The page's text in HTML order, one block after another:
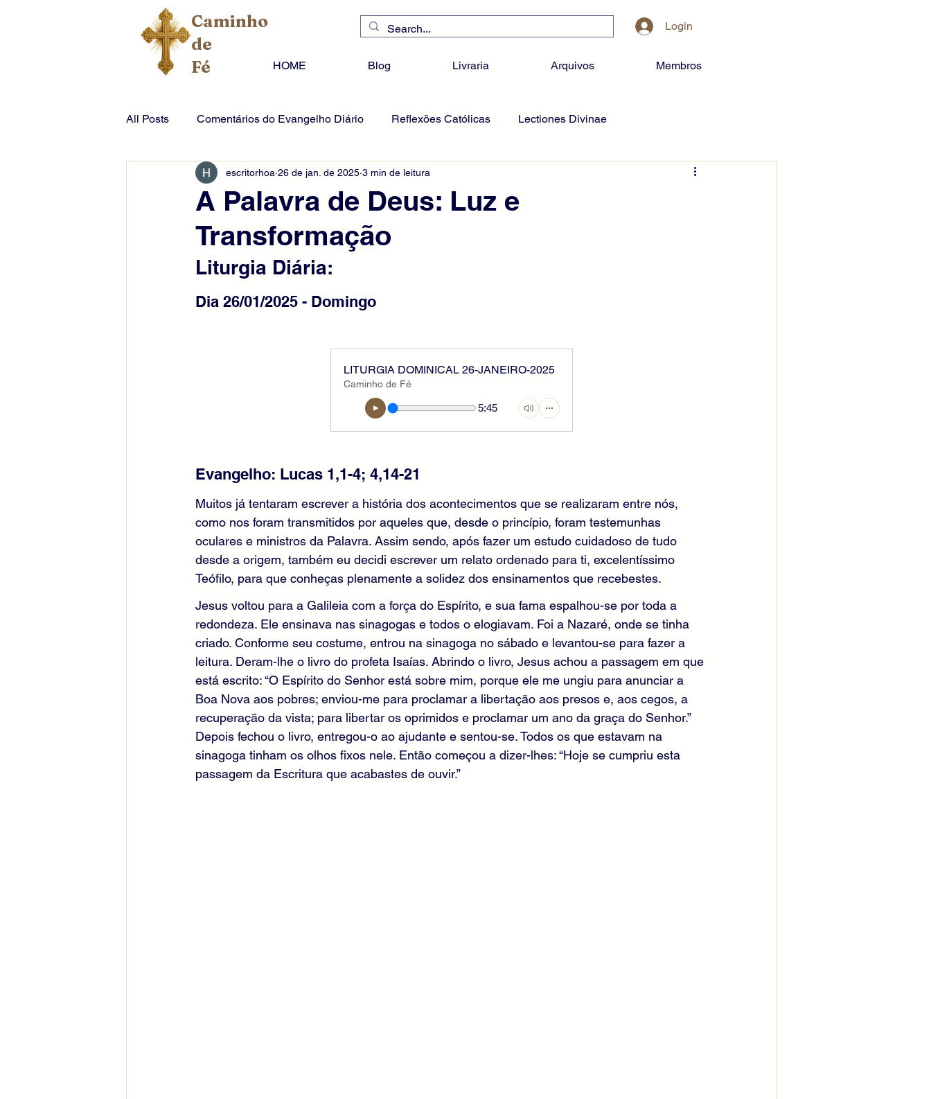
Caminho
de
Fé
Login
HOME Blog Livraria Arquivos Membros
All Posts Comentários do Evangelho Diário Reflexões Católicas Lectiones Divinae
A Palavra de Deus: Luz e
Transformação
escritorhoa 26 de jan. de 2025 3 min de leitura
Liturgia Diária:
Dia 26/01/2025 - Domingo
LITURGIA DOMINICAL 26-JANEIRO-2025
Caminho de Fé
5:45
Evangelho: Lucas 1,1-4; 4,14-21
Muitos já tentaram escrever a história dos acontecimentos que se realizaram entre nós,
como nos foram transmitidos por aqueles que, desde o princípio, foram testemunhas
oculares e ministros da Palavra. Assim sendo, após fazer um estudo cuidadoso de tudo
desde a origem, também eu decidi escrever um relato ordenado para ti, excelentíssimo
Teófilo, para que conheças plenamente a solidez dos ensinamentos que recebestes.
Jesus voltou para a Galileia com a força do Espírito, e sua fama espalhou-se por toda a
redondeza. Ele ensinava nas sinagogas e todos o elogiavam. Foi a Nazaré, onde se tinha
criado. Conforme seu costume, entrou na sinagoga no sábado e levantou-se para fazer a
leitura. Deram-lhe o livro do profeta Isaías. Abrindo o livro, Jesus achou a passagem em que
está escrito: “O Espírito do Senhor está sobre mim, porque ele me ungiu para anunciar a
Boa Nova aos pobres; enviou-me para proclamar a libertação aos presos e, aos cegos, a
recuperação da vista; para libertar os oprimidos e proclamar um ano da graça do Senhor.”
Depois fechou o livro, entregou-o ao ajudante e sentou-se. Todos os que estavam na
sinagoga tinham os olhos fixos nele. Então começou a dizer-lhes: “Hoje se cumpriu esta
passagem da Escritura que acabastes de ouvir.”